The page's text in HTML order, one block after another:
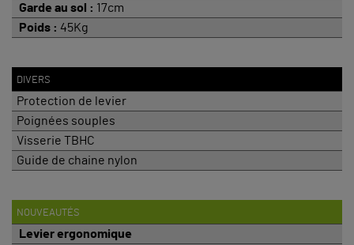
Garde au sol : 17cm
Poids : 45Kg
DIVERS
Protection de levier
Poignées souples
Visserie TBHC
Guide de chaine nylon
NOUVEAUTÉS
Levier ergonomique